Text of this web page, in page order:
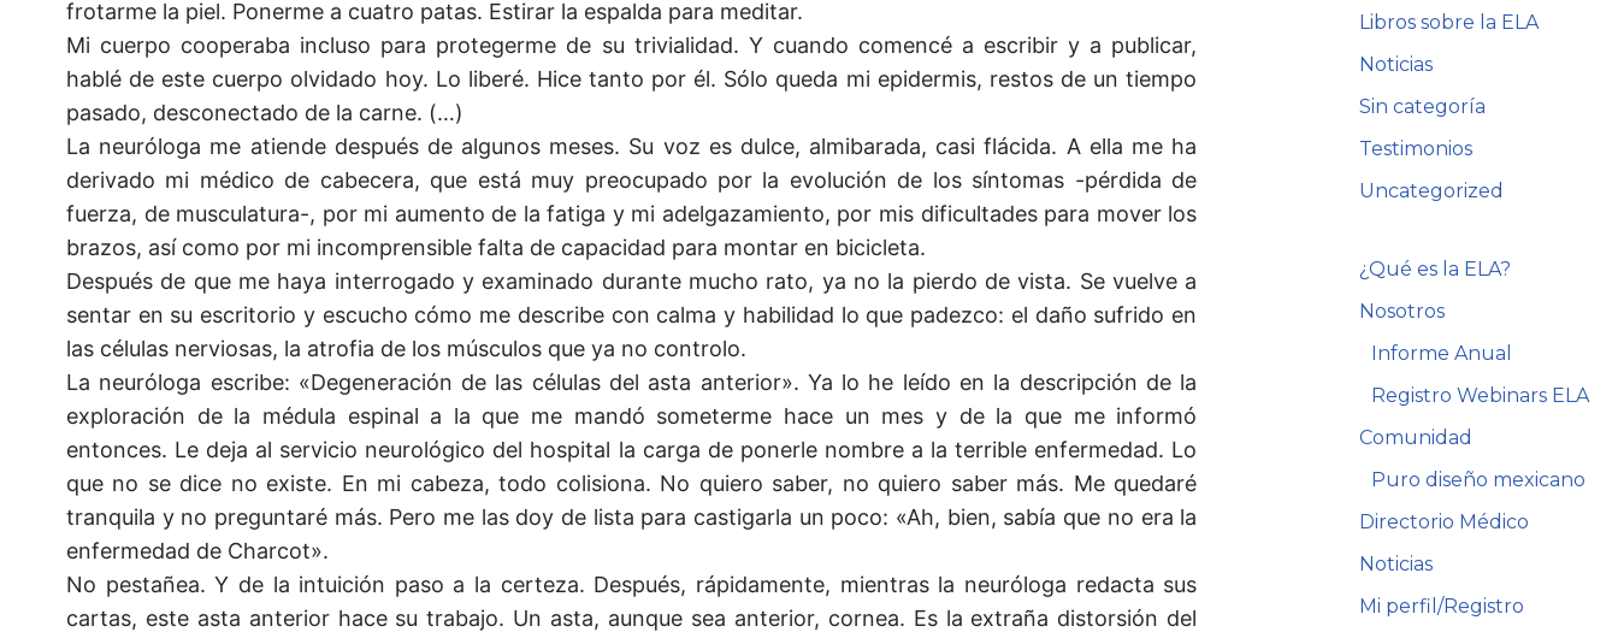
frotarme la piel. Ponerme a cuatro patas. Estirar la espalda para meditar.
Mi cuerpo cooperaba incluso para protegerme de su trivialidad. Y cuando comencé a escribir y a publicar,
hablé de este cuerpo olvidado hoy. Lo liberé. Hice tanto por él. Sólo queda mi epidermis, restos de un tiempo
pasado, desconectado de la carne. (…)
La neuróloga me atiende después de algunos meses. Su voz es dulce, almibarada, casi flácida. A ella me ha
derivado mi médico de cabecera, que está muy preocupado por la evolución de los síntomas -pérdida de
fuerza, de musculatura-, por mi aumento de la fatiga y mi adelgazamiento, por mis dificultades para mover los
brazos, así como por mi incomprensible falta de capacidad para montar en bicicleta.
Después de que me haya interrogado y examinado durante mucho rato, ya no la pierdo de vista. Se vuelve a
sentar en su escritorio y escucho cómo me describe con calma y habilidad lo que padezco: el daño sufrido en
las células nerviosas, la atrofia de los músculos que ya no controlo.
La neuróloga escribe: «Degeneración de las células del asta anterior». Ya lo he leído en la descripción de la
exploración de la médula espinal a la que me mandó someterme hace un mes y de la que me informó
entonces. Le deja al servicio neurológico del hospital la carga de ponerle nombre a la terrible enfermedad. Lo
que no se dice no existe. En mi cabeza, todo colisiona. No quiero saber, no quiero saber más. Me quedaré
tranquila y no preguntaré más. Pero me las doy de lista para castigarla un poco: «Ah, bien, sabía que no era la
enfermedad de Charcot».
No pestañea. Y de la intuición paso a la certeza. Después, rápidamente, mientras la neuróloga redacta sus
cartas, este asta anterior hace su trabajo. Un asta, aunque sea anterior, cornea. Es la extraña distorsión del
Libros sobre la ELA
Noticias
Sin categoría
Testimonios
Uncategorized
¿Qué es la ELA?
Nosotros
Informe Anual
Registro Webinars ELA
Comunidad
Puro diseño mexicano
Directorio Médico
Noticias
Mi perfil/Registro